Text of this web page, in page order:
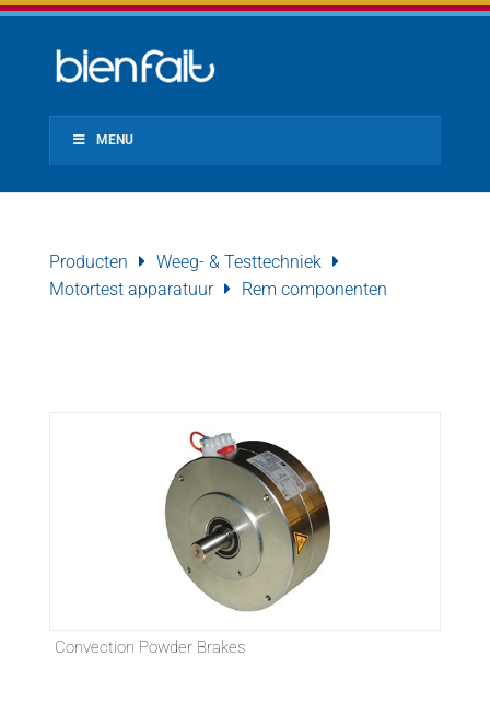
MENU
Producten
Weeg- & Testtechniek
Motortest apparatuur
Rem componenten
Convection Powder Brakes